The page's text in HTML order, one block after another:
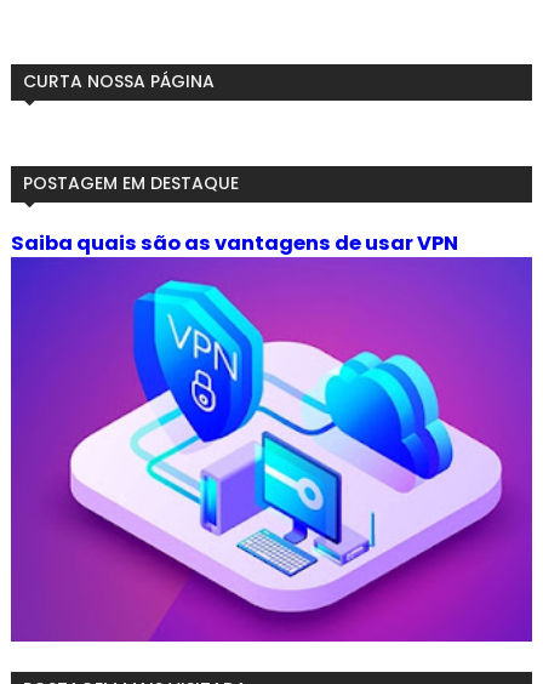
CURTA NOSSA PÁGINA
POSTAGEM EM DESTAQUE
Saiba quais são as vantagens de usar VPN